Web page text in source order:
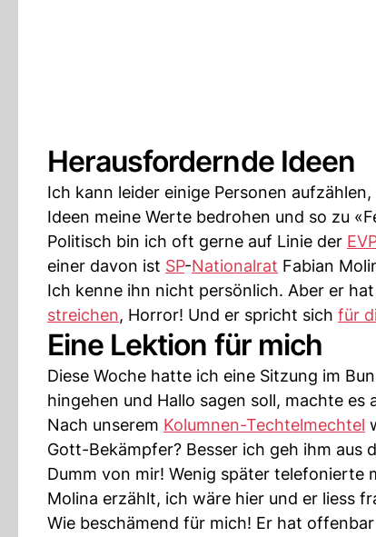
Herausfordernde Ideen
Ich kann leider einige Personen
Ideen meine Werte bedrohen und so zu
Politisch bin ich oft gerne auf Linie der EVP
einer davon ist SP-Nationalrat Fabian
Ich kenne ihn nicht persönlich. Aber er
streichen, Horror! Und er spricht sich für
Eine Lektion für mich
Diese Woche hatte ich eine Sitzung im
hingehen und Hallo sagen soll, machte es
Nach unserem Kolumnen-Techtelmechtel
Gott-Bekämpfer? Besser ich geh ihm aus
Dumm von mir! Wenig später telefonierte
Molina erzählt, ich wäre hier und er liess
Wie beschämend für mich! Er hat